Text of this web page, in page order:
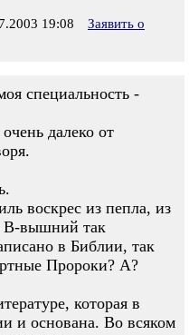
19:08
Заявить о
специальность -
далеко от
воскрес из пепла, из
В-вышний так
в Библии, так
Пророки? А?
которая в
и основана. Во всяком